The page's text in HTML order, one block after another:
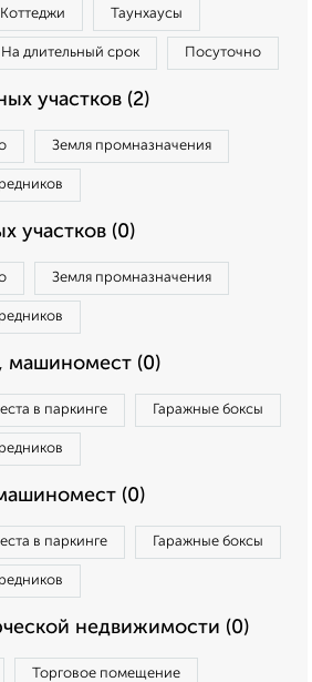
Коттеджи Таунхаусы
На длительный срок Посуточно
участков (2)
Земля промназначения
участков (0)
Земля промназначения
машиномест (0)
в паркинге Гаражные боксы
(0)
в паркинге Гаражные боксы
недвижимости (0)
Торговое помещение